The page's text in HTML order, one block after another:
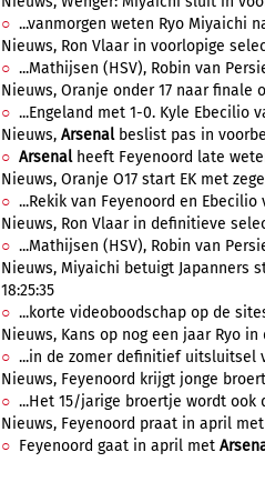
...vanmorgen weten Ryo Miyaichi
Nieuws, Ron Vlaar in voorlopige
...Mathijsen (HSV), Robin van
Nieuws, Oranje onder 17 naar finale
...Engeland met 1-0. Kyle Ebecilio
Nieuws, Arsenalbeslist pas in
Arsenalheeft Feyenoord late
Nieuws, Oranje O17 start EK met
...Rekik van Feyenoord en Ebecilio
Nieuws, Ron Vlaar in definitieve
...Mathijsen (HSV), Robin van
Nieuws, Miyaichi betuigt Japanners
18:25:35
...korte videoboodschap op de
Nieuws, Kans op nog een jaar Ryo
...in de zomer definitief uitsluitsel
Nieuws, Feyenoord krijgt jonge
...Het 15/jarige broertje wordt ook
Nieuws, Feyenoord praat in april met
Feyenoord gaat in april met